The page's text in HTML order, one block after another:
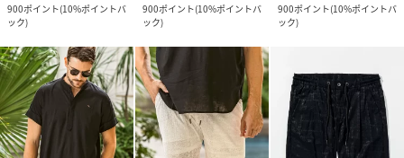
900ポイント(10%ポイントバ
ック)
900ポイント(10%ポイントバ
ック)
900ポイント(10%ポイントバ
ック)